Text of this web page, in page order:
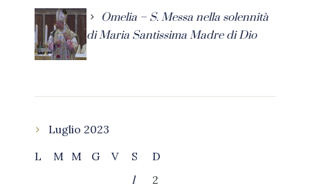
Omelia – S. Messa nella solennità
di Maria Santissima Madre di Dio
Luglio 2023
L
M M G V S
D
1
2